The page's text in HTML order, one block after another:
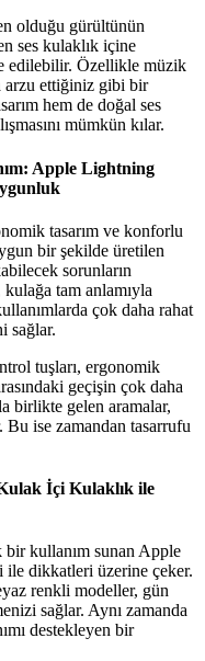
olduğu gürültünün
ses kulaklık içine
edilebilir. Özellikle müzik
arzu ettiğiniz gibi bir
hem de doğal ses
mümkün kılar.
Apple Lightning
tasarım ve konforlu
bir şekilde üretilen
sorunların
tam anlamıyla
çok daha rahat
sağlar.
tuşları, ergonomik
geçişin çok daha
birlikte gelen aramalar,
Bu ise zamandan tasarrufu
İçi Kulaklık ile
bir kullanım sunan Apple
dikkatleri üzerine çeker.
renkli modeller, gün
sağlar. Aynı zamanda
destekleyen bir